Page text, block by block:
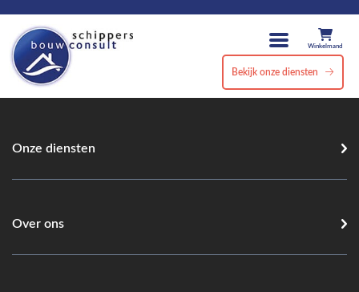
Winkelmand
Bekijk onze diensten
Onze diensten
Over ons